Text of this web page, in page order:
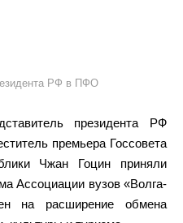
РФ в ПФО
президента РФ
премьера Госсовета
Чжан Гоцин приняли
Ассоциации вузов «Волга-
на расширение обмена